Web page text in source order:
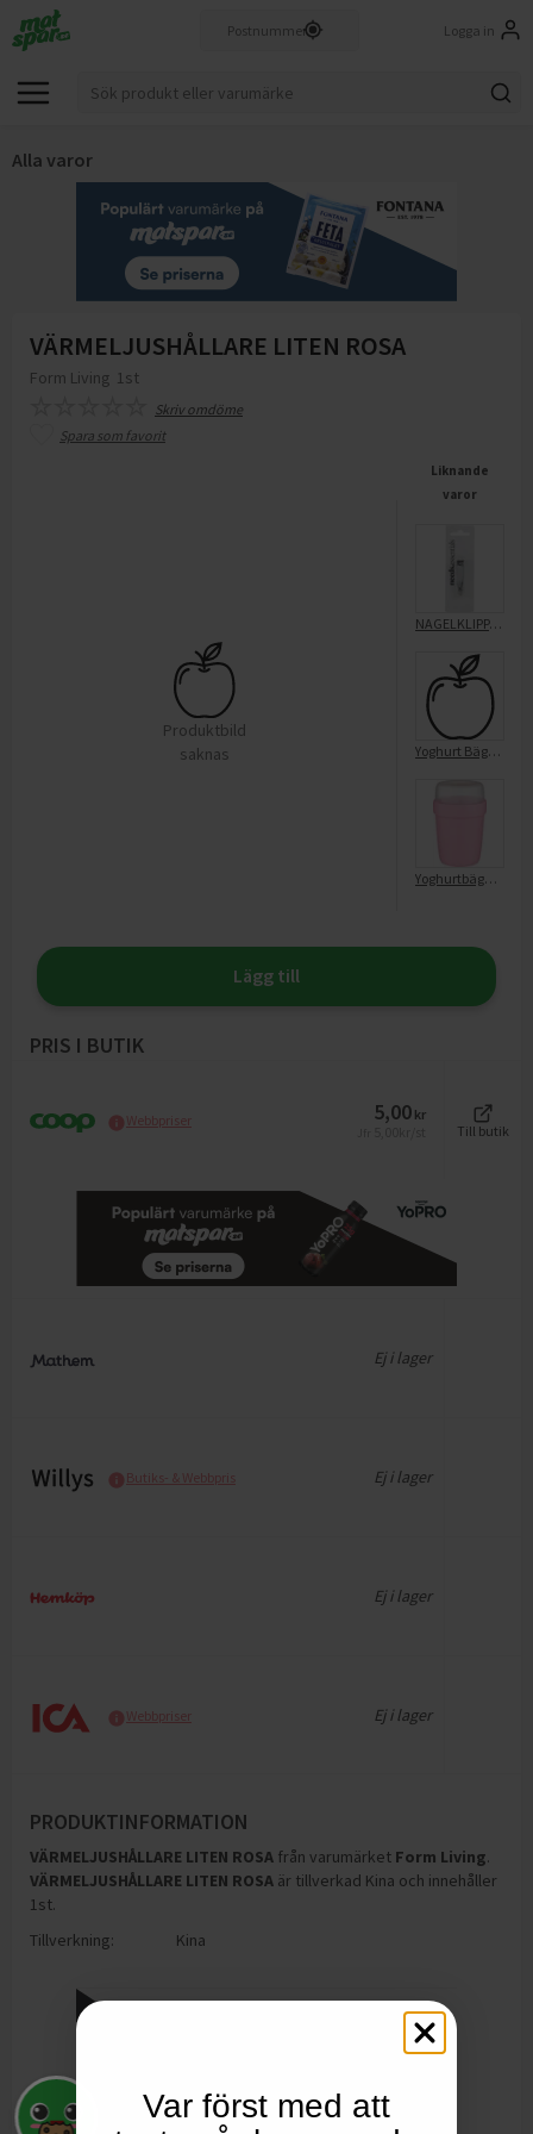
Logga in
Alla varor
VÄRMELJUSHÅLLARE LITEN ROSA
Form Living 1st
Skriv omdöme
Spara som favorit
Produktbild
saknas
Liknande
varor
NAGELKLIPPARE LITEN
Yoghurt Bägare Rosa
Yoghurtbägare Rosa
Lägg till
PRIS I BUTIK
Webbpriser 5,00 kr
Till butik
Ej i lager
Butiks- & Webbpris Ej i lager
Ej i lager
Webbpriser Ej i lager
PRODUKTINFORMATION
VÄRMELJUSHÅLLARE LITEN ROSA från varumärket Form Living.
VÄRMELJUSHÅLLARE LITEN ROSA är tillverkad Kina och innehåller
1st.
Tillverkning:
Kina
Var först med att